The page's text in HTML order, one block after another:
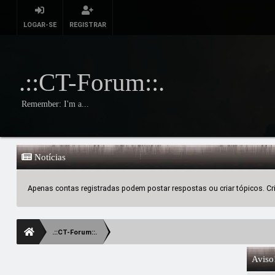
LOGAR-SE REGISTRAR
.::CT-Forum::.
Remember: I'm a...
Notícias
Apenas contas registradas podem postar respostas ou criar tópicos.
.::CT-Forum::.